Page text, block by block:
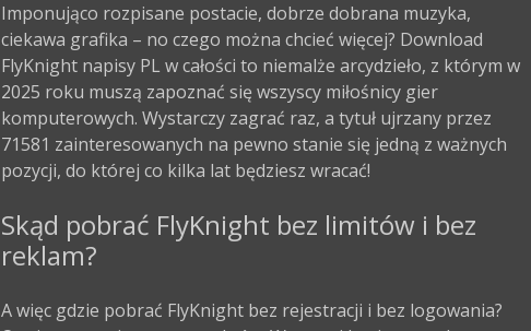
Imponująco rozpisane postacie, dobrze dobrana muzyka,
ciekawa grafika – no czego można chcieć więcej? Download
FlyKnight napisy PL w całości to niemalże arcydzieło, z którym w
2025 roku muszą zapoznać się wszyscy miłośnicy gier
komputerowych. Wystarczy zagrać raz, a tytuł ujrzany przez
71581 zainteresowanych na pewno stanie się jedną z ważnych
pozycji, do której co kilka lat będziesz wracać!
Skąd pobrać FlyKnight bez limitów i bez
reklam?
A więc gdzie pobrać FlyKnight bez rejestracji i bez logowania?